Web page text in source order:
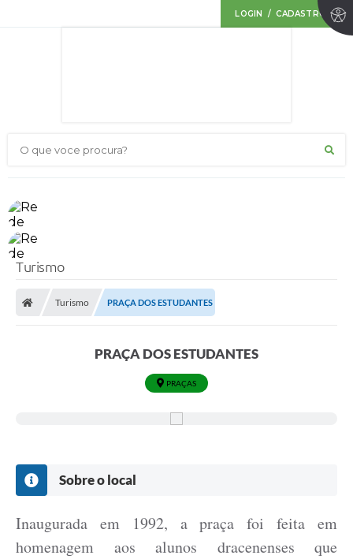
LOGIN / CADASTRO
O que voce procura?
Turismo
Turismo PRAÇA DOS ESTUDANTES
PRAÇA DOS ESTUDANTES
PRAÇAS
Sobre o local
Inaugurada em 1992, a praça foi feita em
homenagem aos alunos dracenenses que